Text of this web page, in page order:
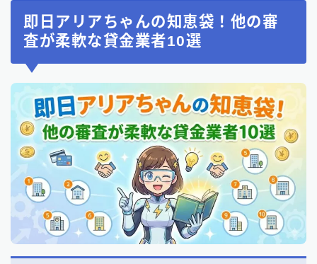
即日アリアちゃんの知恵袋！他の審
査が柔軟な貸金業者10選